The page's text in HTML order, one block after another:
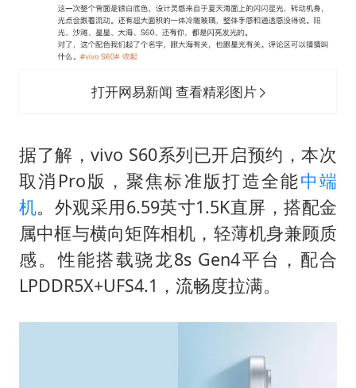
多个明星演唱会取消
习近平心系体育强国建设
打开网易新闻 查看精彩图片
据了解，vivo S60系列已开启预约，本次
取消Pro版，聚焦标准版打造全能中端
机。外观采用6.59英寸1.5K直屏，搭配金
属中框与横向矩阵相机，轻薄机身兼顾质
感。性能搭载骁龙8s Gen4平台，配合
LPDDR5X+UFS4.1，流畅度拉满。